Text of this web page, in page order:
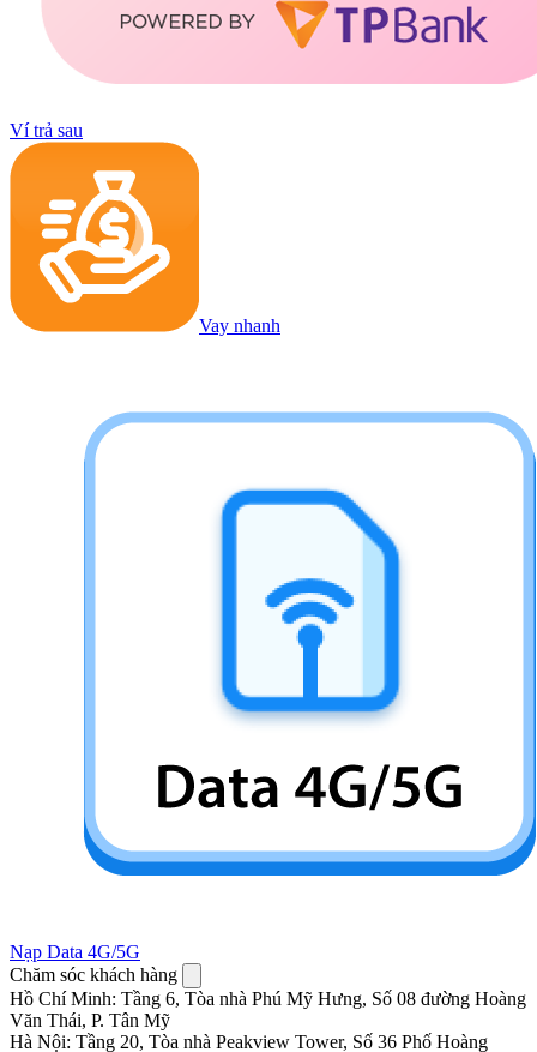
Ví trả sau
Vay nhanh
Nạp Data 4G/5G
Chăm sóc khách hàng
Hồ Chí Minh: Tầng 6, Tòa nhà Phú Mỹ Hưng, Số 08 đường Hoàng
Văn Thái, P. Tân Mỹ
Hà Nội: Tầng 20, Tòa nhà Peakview Tower, Số 36 Phố Hoàng